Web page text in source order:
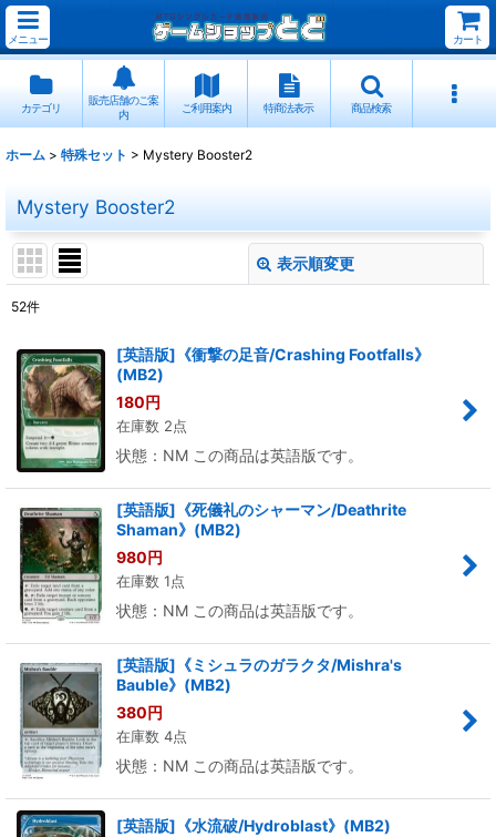
メニュー カート
カテゴリ
販売店舗のご案
内
ご利用案内 特商法表示 商品検索
ホーム > 特殊セット > Mystery Booster2
Mystery Booster2
表示順変更
並び順:
絞り込む
52件
[英語版]《衝撃の足音/Crashing Footfalls》
(MB2)
180円
在庫数 2点
状態：NM この商品は英語版です。
[英語版]《死儀礼のシャーマン/Deathrite
Shaman》(MB2)
980円
在庫数 1点
状態：NM この商品は英語版です。
[英語版]《ミシュラのガラクタ/Mishra's
Bauble》(MB2)
380円
在庫数 4点
状態：NM この商品は英語版です。
[英語版]《水流破/Hydroblast》(MB2)